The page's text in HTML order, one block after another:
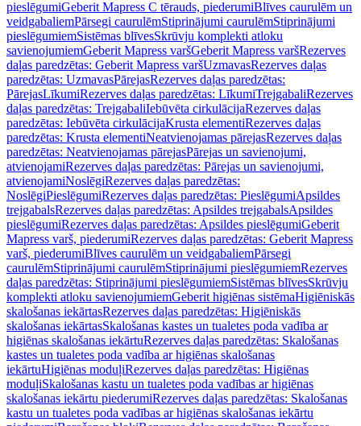
pieslēgumiGeberit Mapress C tērauds, piederumiBlīves caurulēm un
veidgabaliemPārsegi caurulēmStiprinājumi caurulēmStiprinājumi
pieslēgumiemSistēmas blīvesSkrūvju komplekti atloku
savienojumiemGeberit Mapress varšGeberit Mapress varšRezerves
daļas paredzētas: Geberit Mapress varšUzmavasRezerves daļas
paredzētas: UzmavasPārejasRezerves daļas paredzētas:
PārejasLīkumiRezerves daļas paredzētas: LīkumiTrejgabaliRezerves
daļas paredzētas: TrejgabaliIebūvēta cirkulācijaRezerves daļas
paredzētas: Iebūvēta cirkulācijaKrusta elementiRezerves daļas
paredzētas: Krusta elementiNeatvienojamas pārejasRezerves daļas
paredzētas: Neatvienojamas pārejasPārejas un savienojumi,
atvienojamiRezerves daļas paredzētas: Pārejas un savienojumi,
atvienojamiNoslēgiRezerves daļas paredzētas:
NoslēgiPieslēgumiRezerves daļas paredzētas: PieslēgumiApsildes
trejgabalsRezerves daļas paredzētas: Apsildes trejgabalsApsildes
pieslēgumiRezerves daļas paredzētas: Apsildes pieslēgumiGeberit
Mapress varš, piederumiRezerves daļas paredzētas: Geberit Mapress
varš, piederumiBlīves caurulēm un veidgabaliemPārsegi
caurulēmStiprinājumi caurulēmStiprinājumi pieslēgumiemRezerves
daļas paredzētas: Stiprinājumi pieslēgumiemSistēmas blīvesSkrūvju
komplekti atloku savienojumiemGeberit higiēnas sistēmaHigiēniskās
skalošanas iekārtasRezerves daļas paredzētas: Higiēniskās
skalošanas iekārtasSkalošanas kastes un tualetes poda vadība ar
higiēnas skalošanas iekārtuRezerves daļas paredzētas: Skalošanas
kastes un tualetes poda vadība ar higiēnas skalošanas
iekārtuHigiēnas moduļiRezerves daļas paredzētas: Higiēnas
moduļiSkalošanas kastu un tualetes poda vadības ar higiēnas
skalošanas iekārtu piederumiRezerves daļas paredzētas: Skalošanas
kastu un tualetes poda vadības ar higiēnas skalošanas iekārtu